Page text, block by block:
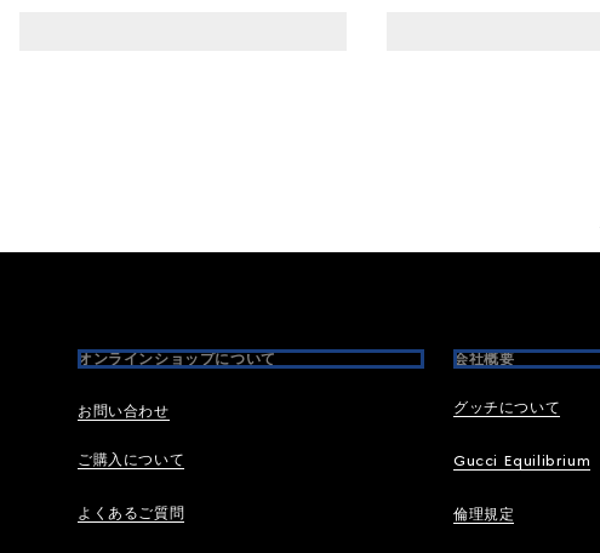
オンラインショップについて
お問い合わせ
ご購入について
よくあるご質問
会社概要
グッチについて
Gucci Equilibrium
倫理規定